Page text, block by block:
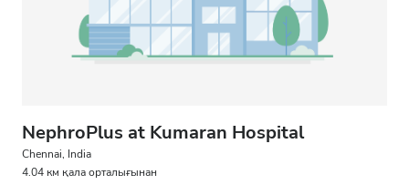
NephroPlus at Kumaran Hospital
Chennai, India
4.04 км қала орталығынан